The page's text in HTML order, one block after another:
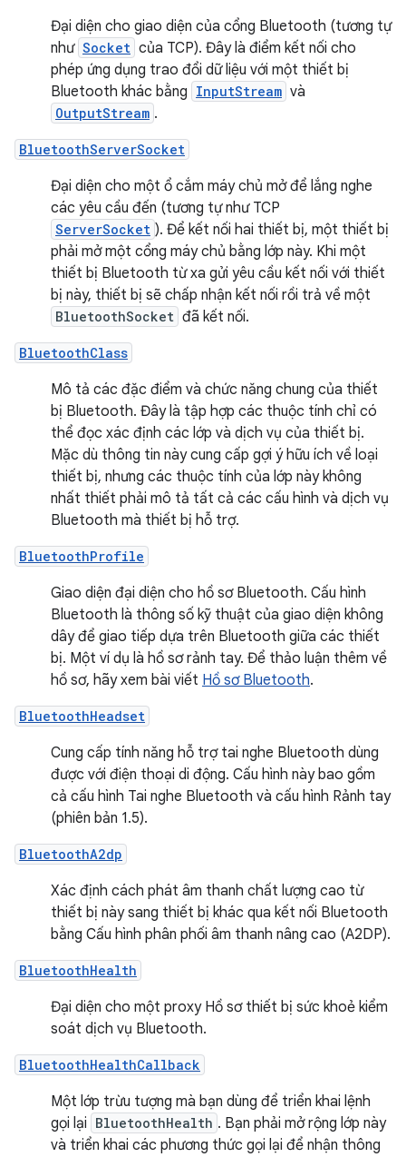
Đại diện cho giao diện của cổng Bluetooth (tương tự
như Socket của TCP). Đây là điểm kết nối cho
phép ứng dụng trao đổi dữ liệu với một thiết bị
Bluetooth khác bằng InputStream và
OutputStream .
BluetoothServerSocket
Đại diện cho một ổ cắm máy chủ mở để lắng nghe
các yêu cầu đến (tương tự như TCP
ServerSocket ). Để kết nối hai thiết bị, một thiết bị
phải mở một cổng máy chủ bằng lớp này. Khi một
thiết bị Bluetooth từ xa gửi yêu cầu kết nối với thiết
bị này, thiết bị sẽ chấp nhận kết nối rồi trả về một
BluetoothSocket đã kết nối.
BluetoothClass
Mô tả các đặc điểm và chức năng chung của thiết
bị Bluetooth. Đây là tập hợp các thuộc tính chỉ có
thể đọc xác định các lớp và dịch vụ của thiết bị.
Mặc dù thông tin này cung cấp gợi ý hữu ích về loại
thiết bị, nhưng các thuộc tính của lớp này không
nhất thiết phải mô tả tất cả các cấu hình và dịch vụ
Bluetooth mà thiết bị hỗ trợ.
BluetoothProfile
Giao diện đại diện cho hồ sơ Bluetooth. Cấu hình
Bluetooth là thông số kỹ thuật của giao diện không
dây để giao tiếp dựa trên Bluetooth giữa các thiết
bị. Một ví dụ là hồ sơ rảnh tay. Để thảo luận thêm về
hồ sơ, hãy xem bài viết Hồ sơ Bluetooth.
BluetoothHeadset
Cung cấp tính năng hỗ trợ tai nghe Bluetooth dùng
được với điện thoại di động. Cấu hình này bao gồm
cả cấu hình Tai nghe Bluetooth và cấu hình Rảnh tay
(phiên bản 1.5).
BluetoothA2dp
Xác định cách phát âm thanh chất lượng cao từ
thiết bị này sang thiết bị khác qua kết nối Bluetooth
bằng Cấu hình phân phối âm thanh nâng cao (A2DP).
BluetoothHealth
Đại diện cho một proxy Hồ sơ thiết bị sức khoẻ kiểm
soát dịch vụ Bluetooth.
BluetoothHealthCallback
Một lớp trừu tượng mà bạn dùng để triển khai lệnh
gọi lại BluetoothHealth . Bạn phải mở rộng lớp này
và triển khai các phương thức gọi lại để nhận thông